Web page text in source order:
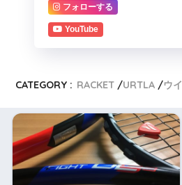
フォローする
YouTube
CATEGORY : RACKET URTLA ウ